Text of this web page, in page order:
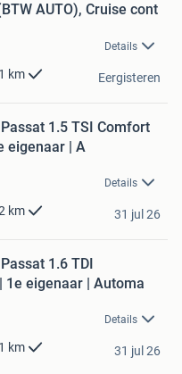
AUTO), Cruise cont
Details
km Eergisteren
1.5 TSI Comfort
eigenaar | A
Details
km 31 jul 26
1.6 TDI
1e eigenaar | Automa
Details
km 31 jul 26